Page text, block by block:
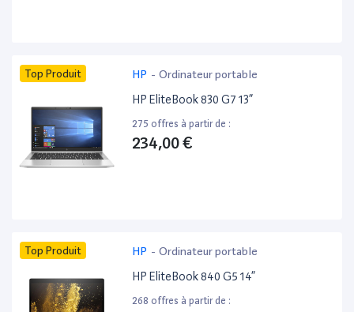
Top Produit HP - Ordinateur portable
HP EliteBook 830 G7 13”
275 offres à partir de :
234,00 €
Top Produit HP - Ordinateur portable
HP EliteBook 840 G5 14”
268 offres à partir de :